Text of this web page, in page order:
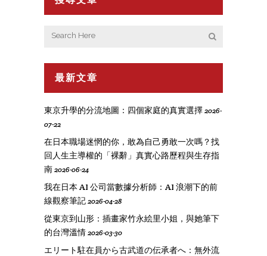
最新文章
東京升學的分流地圖：四個家庭的真實選擇 2026-
07-22
在日本職場迷惘的你，敢為自己勇敢一次嗎？找
回人生主導權的「裸辭」真實心路歷程與生存指
南 2026-06-24
我在日本 AI 公司當數據分析師：AI 浪潮下的前
線觀察筆記 2026-04-28
從東京到山形：插畫家竹永絵里小姐，與她筆下
的台灣溫情 2026-03-30
エリート駐在員から古武道の伝承者へ：無外流